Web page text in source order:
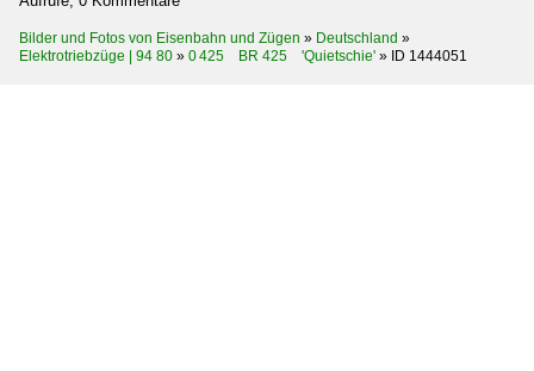
Bilder und Fotos von Eisenbahn und Zügen » Deutschland »
Elektrotriebzüge | 94 80 » 0 425 BR 425 'Quietschie' » ID 1444051